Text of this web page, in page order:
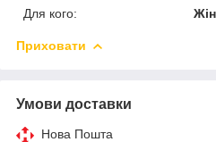
Для кого:
Приховати
Умови доставки
Нова Пошта